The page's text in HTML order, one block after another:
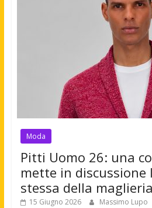
Moda
Pitti Uomo 26: una
mette in discussione
stessa della maglieria
15 Giugno 2026 Massimo Lupo